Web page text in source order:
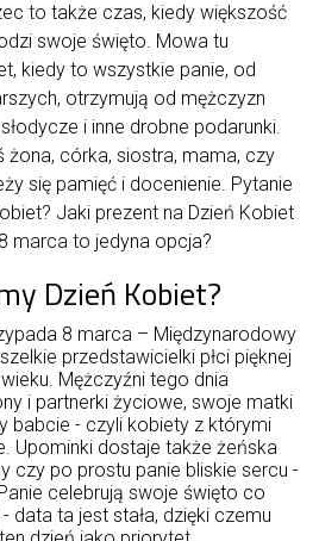
to także czas, kiedy większość
swoje święto. Mowa tu
kiedy to wszystkie panie, od
otrzymują od mężczyzn
i inne drobne podarunki.
żona, córka, siostra, mama, czy
się pamięć i docenienie. Pytanie
Jaki prezent na Dzień Kobiet
marca to jedyna opcja?
Dzień Kobiet?
8 marca – Międzynarodowy
przedstawicielki płci pięknej
Mężczyźni tego dnia
i partnerki życiowe, swoje matki
babcie - czyli kobiety z którymi
Upominki dostaje także żeńska
czy po prostu panie bliskie sercu -
celebrują swoje święto co
data ta jest stała, dzięki czemu